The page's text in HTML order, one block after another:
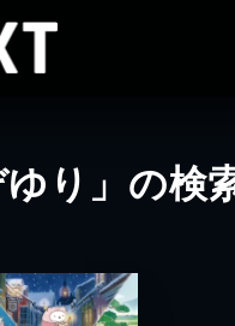
ゆり」の検